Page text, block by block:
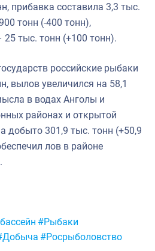
прибавка составила 3,3 тыс.
тонн (-400 тонн),
тыс. тонн (+100 тонн).
российские рыбаки
вылов увеличился на 58,1
в водах Анголы и
районах и открытой
добыто 301,9 тыс. тонн (+50,9
лов в районе
#Рыбаки
#Росрыболовство